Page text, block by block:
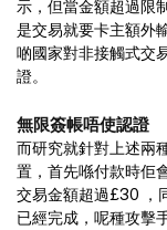
示，但當金額超過限
是交易就要卡主額外
啲國家對非接觸式交
證。
無限簽帳唔使認證
而研究就針對上述兩
置，首先喺付款時佢
交易金額超過£30 ，
已經完成，呢種攻擊